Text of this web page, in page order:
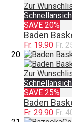
Zur
SAVE 20%
Baden
Fr. 19.90 Fr.
Zur
SAVE 25%
Baden
Fr. 29.90 Fr.